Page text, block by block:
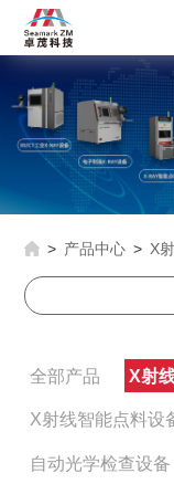
产品中心 X
全部产品 X射
X射线智能点料设
自动光学检查设备